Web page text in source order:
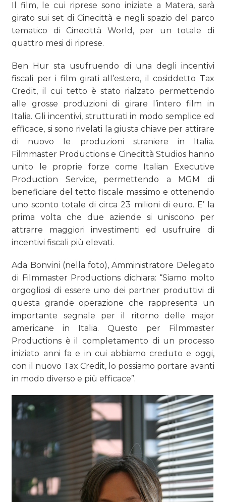
Il film, le cui riprese sono iniziate a Matera, sarà
girato sui set di Cinecittà e negli spazio del parco
tematico di Cinecittà World, per un totale di
quattro mesi di riprese.
Ben Hur sta usufruendo di una degli incentivi
fiscali per i film girati all’estero, il cosiddetto Tax
Credit, il cui tetto è stato rialzato permettendo
alle grosse produzioni di girare l’intero film in
Italia. Gli incentivi, strutturati in modo semplice ed
efficace, si sono rivelati la giusta chiave per attirare
di nuovo le produzioni straniere in Italia.
Filmmaster Productions e Cinecittà Studios hanno
unito le proprie forze come Italian Executive
Production Service, permettendo a MGM di
beneficiare del tetto fiscale massimo e ottenendo
uno sconto totale di circa 23 milioni di euro. E’ la
prima volta che due aziende si uniscono per
attrarre maggiori investimenti ed usufruire di
incentivi fiscali più elevati.
Ada Bonvini (nella foto), Amministratore Delegato
di Filmmaster Productions dichiara: “Siamo molto
orgogliosi di essere uno dei partner produttivi di
questa grande operazione che rappresenta un
importante segnale per il ritorno delle major
americane in Italia. Questo per Filmmaster
Productions è il completamento di un processo
iniziato anni fa e in cui abbiamo creduto e oggi,
con il nuovo Tax Credit, lo possiamo portare avanti
in modo diverso e più efficace”.